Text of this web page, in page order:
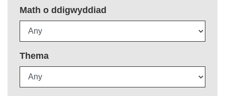
Math o ddigwyddiad
Thema